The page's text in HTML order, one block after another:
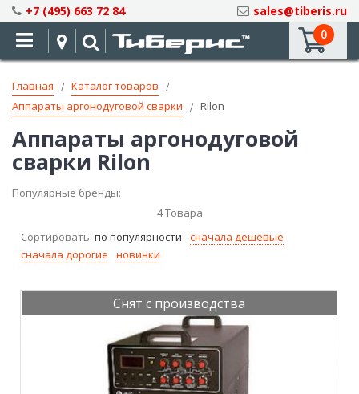
Skip
to
Content
+7 (495) 663 72 84
sales@tiberis.ru
0
Главная
Каталог товаров
Аппараты аргонодуговой сварки
Rilon
Аппараты аргонодуговой
сварки Rilon
Популярные бренды:
4Товара
Сортировать: по популярности
сначала дешёвые
сначала дорогие
новинки
Снят с производства